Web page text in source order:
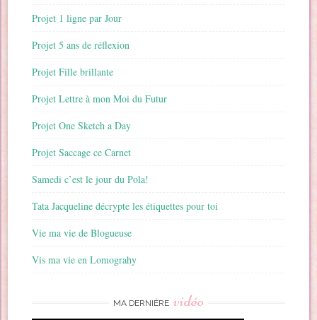
Projet 1 ligne par Jour
Projet 5 ans de réflexion
Projet Fille brillante
Projet Lettre à mon Moi du Futur
Projet One Sketch a Day
Projet Saccage ce Carnet
Samedi c’est le jour du Pola!
Tata Jacqueline décrypte les étiquettes pour toi
Vie ma vie de Blogueuse
Vis ma vie en Lomograhy
MA DERNIÈRE vidéo